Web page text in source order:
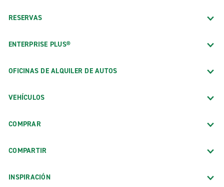
RESERVAS
ENTERPRISE PLUS®
OFICINAS DE ALQUILER DE AUTOS
VEHÍCULOS
COMPRAR
COMPARTIR
INSPIRACIÓN